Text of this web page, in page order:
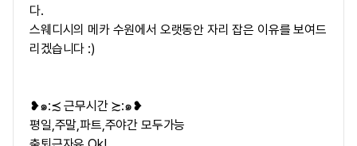
다.
스웨디시의 메카 수원에서 오랫동안 자리 잡은 이유를 보여드
리겠습니다 :)
❥๑:≾ ​근무시간 ≿:๑❥
평일,주말,파트,주야간 모두가능